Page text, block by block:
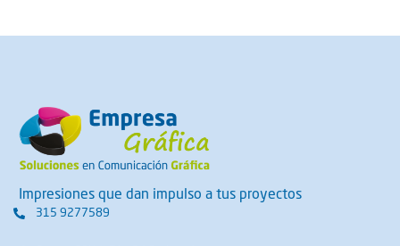
Impresiones que dan impulso a tus proyectos
315 9277589